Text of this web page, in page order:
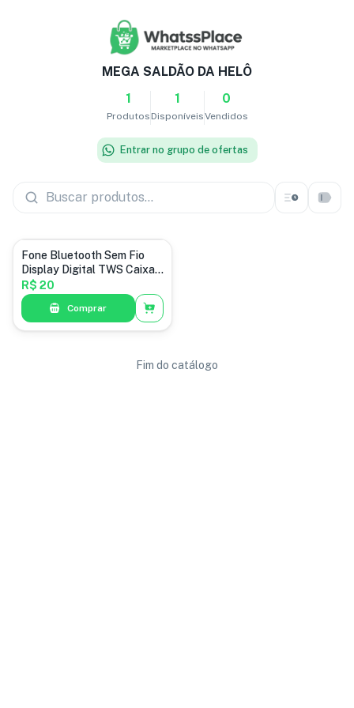
MEGA SALDÃO DA HELÔ
1
Produtos
1
Disponíveis
0
Vendidos
Entrar no grupo de ofertas
Fone Bluetooth Sem Fio
Display Digital TWS Caixa
Carregadora
R$ 20
Comprar
Fim do catálogo